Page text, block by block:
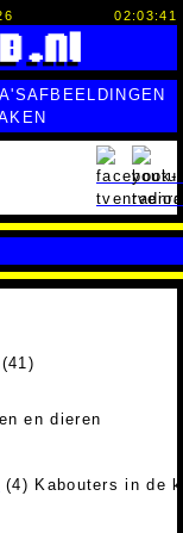
02:03:42
AFBEELDINGEN
(41)
en dieren
(4) Kabouters in de